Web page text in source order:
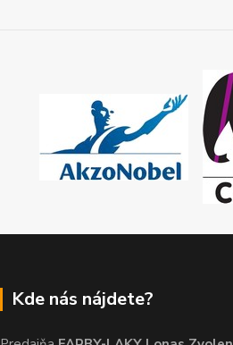
Kde nás nájdete?